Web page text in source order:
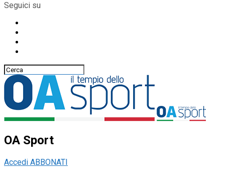
Seguici su
OA Sport
Accedi ABBONATI